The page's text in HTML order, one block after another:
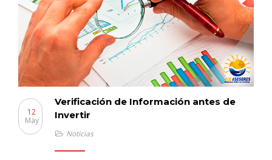
Verificación de Información antes de
Invertir
12
May
Noticias